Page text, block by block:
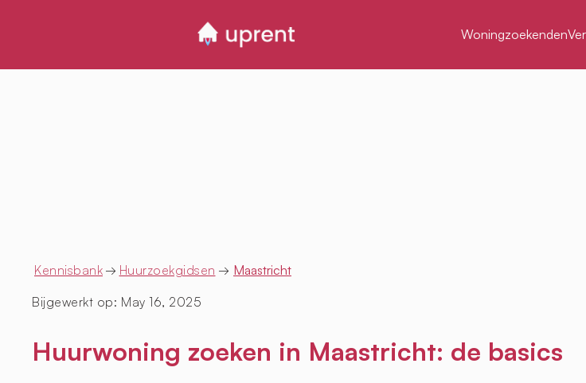
Woningzoekenden
Kennisbank → Huurzoekgidsen → Maastricht
Bijgewerkt op: May 16, 2025
Huurwoning zoeken in Maastricht: de basics